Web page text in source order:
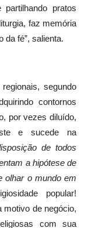
pratos
faz memória
da fé”, salienta.
segundo
contornos
por vezes diluído,
e sucede na
de todos
a hipótese de
olhar o mundo em
popular!
motivo de negócio,
com sua